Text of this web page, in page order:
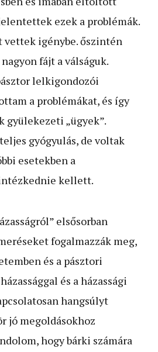
ezek a problémák.
vettek igénybe. őszintén
fájt a válságuk.
lelkigondozói
a problémákat, és így
gyülekezeti „ügyek”.
gyógyulás, de voltak
esetekben a
kellett.
elsősorban
fogalmazzák meg,
és a pásztori
és a házassági
hangsúlyt
jó megoldásokhoz
hogy bárki számára